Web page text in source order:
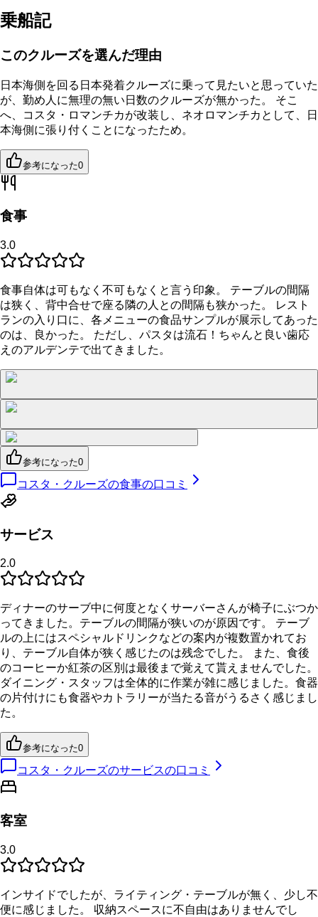
乗船記
このクルーズを選んだ理由
日本海側を回る日本発着クルーズに乗って見たいと思っていた
が、勤め人に無理の無い日数のクルーズが無かった。 そこ
へ、コスタ・ロマンチカが改装し、ネオロマンチカとして、日
本海側に張り付くことになったため。
参考になった0
食事
3.0
食事自体は可もなく不可もなくと言う印象。 テーブルの間隔
は狭く、背中合せで座る隣の人との間隔も狭かった。 レスト
ランの入り口に、各メニューの食品サンプルが展示してあった
のは、良かった。 ただし、パスタは流石！ちゃんと良い歯応
えのアルデンテで出てきました。
参考になった0
コスタ・クルーズの食事の口コミ
サービス
2.0
ディナーのサーブ中に何度となくサーバーさんが椅子にぶつか
ってきました。テーブルの間隔が狭いのが原因です。 テーブ
ルの上にはスペシャルドリンクなどの案内が複数置かれてお
り、テーブル自体が狭く感じたのは残念でした。 また、食後
のコーヒーか紅茶の区別は最後まで覚えて貰えませんでした。
ダイニング・スタッフは全体的に作業が雑に感じました。食器
の片付けにも食器やカトラリーが当たる音がうるさく感じまし
た。
参考になった0
コスタ・クルーズのサービスの口コミ
客室
3.0
インサイドでしたが、ライティング・テーブルが無く、少し不
便に感じました。 収納スペースに不自由はありませんでし